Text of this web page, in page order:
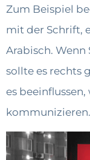
Zum Beispiel
mit der Schrift,
Arabisch. Wenn
sollte es rechts
es
kommunizieren.